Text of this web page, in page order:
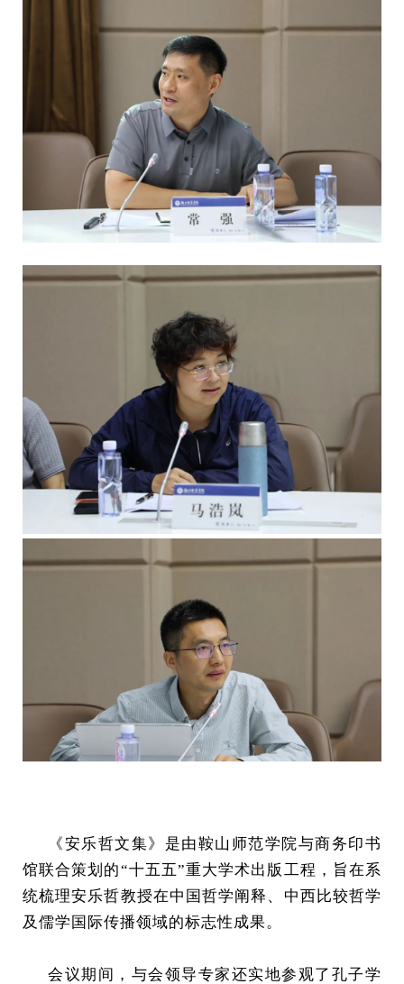
《安乐哲文集》是由鞍山师范学院与商务印书
馆联合策划的“十五五”重大学术出版工程，旨在系
统梳理安乐哲教授在中国哲学阐释、中西比较哲学
及儒学国际传播领域的标志性成果。
会议期间，与会领导专家还实地参观了孔子学